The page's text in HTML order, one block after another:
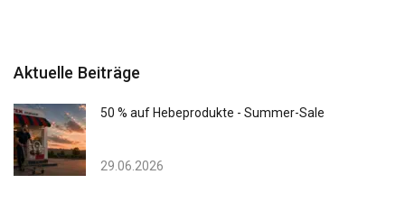
Aktuelle Beiträge
50 % auf Hebeprodukte - Summer-Sale
29.06.2026